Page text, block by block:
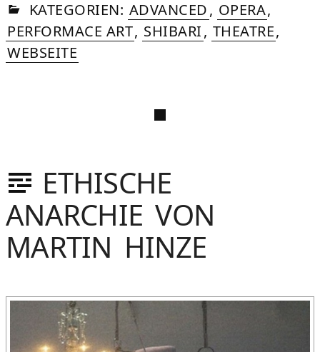
SOMMER
APRIL,
2024
IN
KATEGORIEN: ADVANCED, OPERA,
PERFORMACE ART, SHIBARI, THEATRE,
WEBSEITE
ETHISCHE
ANARCHIE VON
MARTIN HINZE